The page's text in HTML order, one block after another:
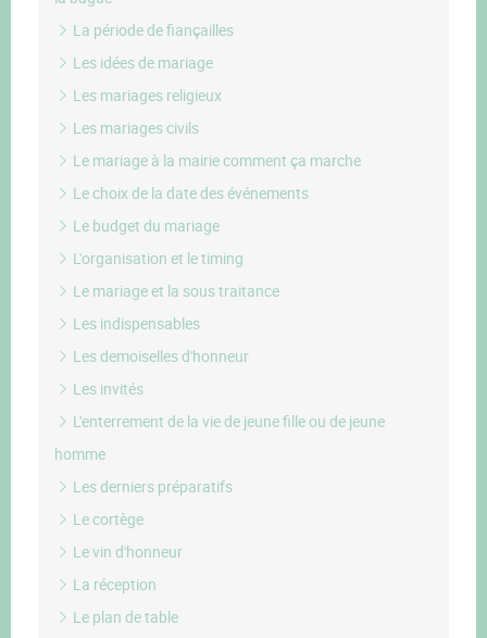
La période de fiançailles
Les idées de mariage
Les mariages religieux
Les mariages civils
Le mariage à la mairie comment ça marche
Le choix de la date des événements
Le budget du mariage
L'organisation et le timing
Le mariage et la sous traitance
Les indispensables
Les demoiselles d'honneur
Les invités
L'enterrement de la vie de jeune fille ou de jeune
homme
Les derniers préparatifs
Le cortège
Le vin d'honneur
La réception
Le plan de table